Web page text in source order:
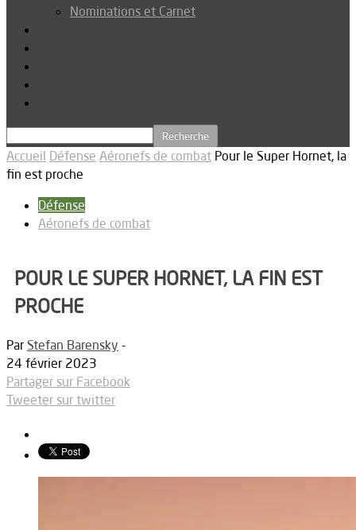
Nominations et Carnet
Accueil Défense Aéronefs de combat Pour le Super Hornet, la
fin est proche
Défense
Aéronefs de combat
POUR LE SUPER HORNET, LA FIN EST
PROCHE
Par Stefan Barensky -
24 février 2023
Partager sur Facebook
Tweeter sur twitter